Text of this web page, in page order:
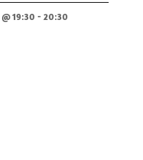
@19:30 - 20:30